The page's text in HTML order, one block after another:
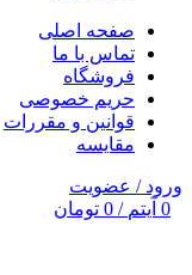
صفحه اصلی
تماس با ما
فروشگاه
حریم خصوصی
قوانین و مقررات
مقایسه
ورود / عضویت
0 آیتم /
0 تومان